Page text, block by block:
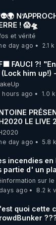
RGNR
SUR
sont
! 😱🛸
et vérité
day ago
2.1
FAUCI ?!
him up!)
hours ago
1.0
LE LIVE 20H
08/2026*** 📷LE
RÉVEIL
📷
day ago
5.8
incendies
partie d' un
le 11 sur le
ago
8.2 k
quoi cette